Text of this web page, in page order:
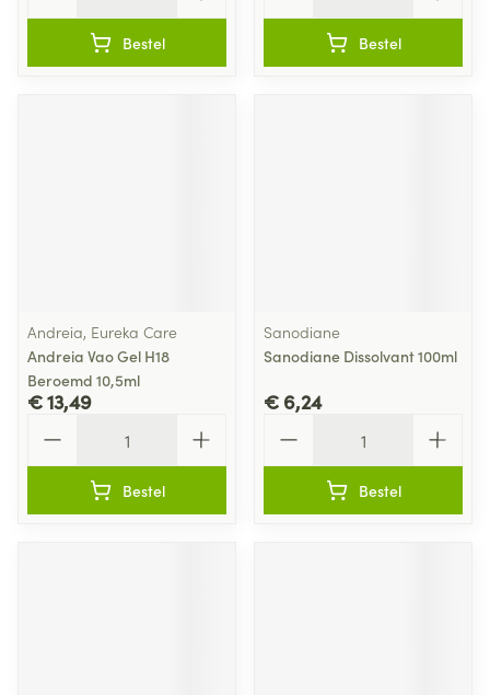
Bestel Bestel
Andreia, Eureka Care
Andreia Vao Gel H18
Beroemd 10,5ml
€ 13,49
Bestel
Sanodiane
Sanodiane Dissolvant 100ml
€ 6,24
Bestel